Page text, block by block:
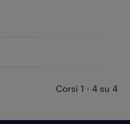
Corsi 1 - 4 su 4